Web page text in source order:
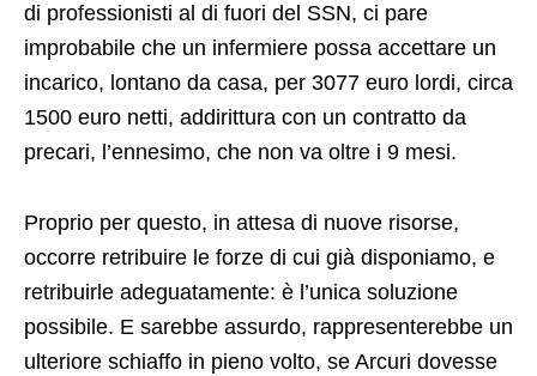
di professionisti al di fuori del SSN, ci pare
improbabile che un infermiere possa accettare un
incarico, lontano da casa, per 3077 euro lordi, circa
1500 euro netti, addirittura con un contratto da
precari, l’ennesimo, che non va oltre i 9 mesi.
Proprio per questo, in attesa di nuove risorse,
occorre retribuire le forze di cui già disponiamo, e
retribuirle adeguatamente: è l’unica soluzione
possibile. E sarebbe assurdo, rappresenterebbe un
ulteriore schiaffo in pieno volto, se Arcuri dovesse